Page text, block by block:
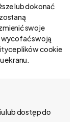
lub dokonać
swoje
wycofać swoją
plików cookie
ekranu.
lub dostęp do